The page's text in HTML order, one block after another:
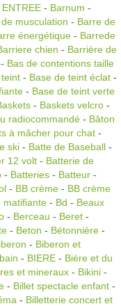
- Barnum -
musculation - Barre de
énergétique - Barrede
chien - Barrière de
- Bas de contentions taille
- Base de teint éclat -
- Base de teint verte
- Baskets velcro -
radiocommandé - Bâton
à mâcher pour chat -
ski - Batte de Baseball -
12 volt - Batterie de
- Batteries - Batteur -
- BB crème - BB crème
matifiante - Bd - Beaux
- Berceau - Beret -
- Beton - Bétonnière -
- Biberon et
- BIERE - Bière et du
et mineraux - Bikini -
- Billet spectacle enfant -
- Billetterie concert et